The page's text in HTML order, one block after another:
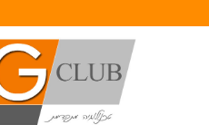
to